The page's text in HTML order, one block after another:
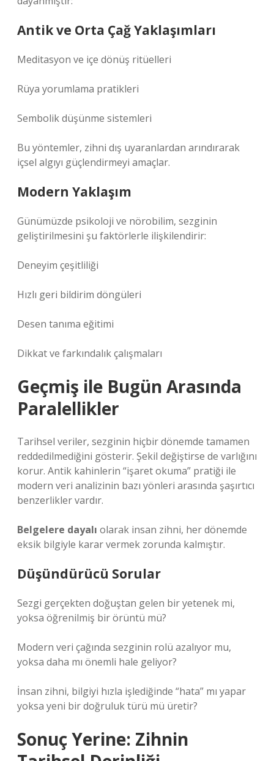
Antik ve Orta Çağ Yaklaşımları
Meditasyon ve içe dönüş ritüelleri
Rüya yorumlama pratikleri
Sembolik düşünme sistemleri
Bu yöntemler, zihni dış uyaranlardan arındırarak
içsel algıyı güçlendirmeyi amaçlar.
Modern Yaklaşım
Günümüzde psikoloji ve nörobilim, sezginin
geliştirilmesini şu faktörlerle ilişkilendirir:
Deneyim çeşitliliği
Hızlı geri bildirim döngüleri
Desen tanıma eğitimi
Dikkat ve farkındalık çalışmaları
Geçmiş ile Bugün Arasında
Paralellikler
Tarihsel veriler, sezginin hiçbir dönemde tamamen
reddedilmediğini gösterir. Şekil değiştirse de varlığını
korur. Antik kahinlerin “işaret okuma” pratiği ile
modern veri analizinin bazı yönleri arasında şaşırtıcı
benzerlikler vardır.
Belgelere dayalı olarak insan zihni, her dönemde
eksik bilgiyle karar vermek zorunda kalmıştır.
Düşündürücü Sorular
Sezgi gerçekten doğuştan gelen bir yetenek mi,
yoksa öğrenilmiş bir örüntü mü?
Modern veri çağında sezginin rolü azalıyor mu,
yoksa daha mı önemli hale geliyor?
İnsan zihni, bilgiyi hızla işlediğinde “hata” mı yapar
yoksa yeni bir doğruluk türü mü üretir?
Sonuç Yerine: Zihnin